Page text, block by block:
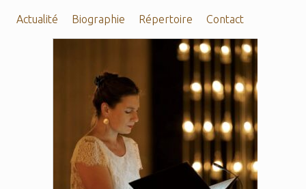
Actualité Biographie Répertoire Contact